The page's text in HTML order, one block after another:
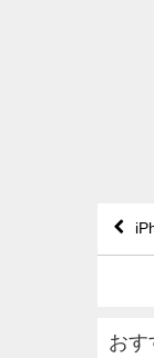
おす